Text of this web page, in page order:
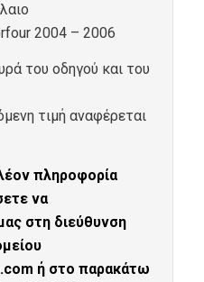
2004 – 2006
του οδηγού και του
τιμή αναφέρεται
πληροφορία
να
στη διεύθυνση
ή στο παρακάτω